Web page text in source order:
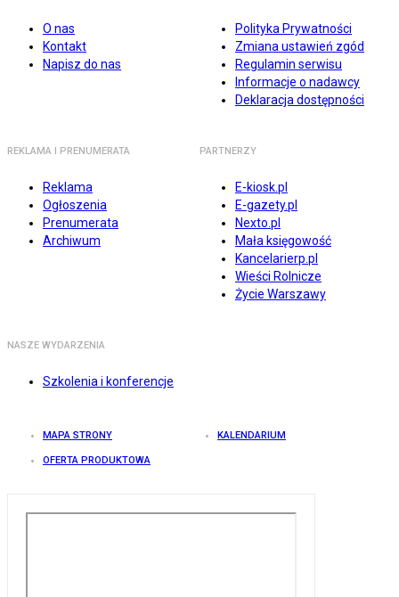
O nas
Kontakt
Napisz do nas
Polityka Prywatności
Zmiana ustawień zgód
Regulamin serwisu
Informacje o nadawcy
Deklaracja dostępności
REKLAMA I PRENUMERATA
Reklama
Ogłoszenia
Prenumerata
Archiwum
PARTNERZY
E-kiosk.pl
E-gazety.pl
Nexto.pl
Mała księgowość
Kancelarierp.pl
Wieści Rolnicze
Życie Warszawy
NASZE WYDARZENIA
Szkolenia i konferencje
MAPA STRONY KALENDARIUM
OFERTA PRODUKTOWA